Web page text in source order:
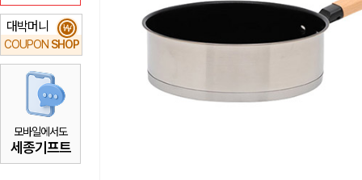
대박머니
COUPON SHOP
₩
모바일에서도
세종기프트